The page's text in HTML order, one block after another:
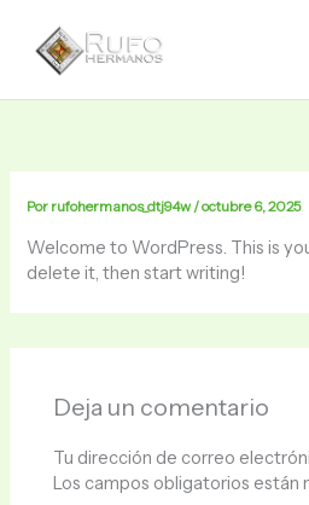
contenido
Por rufohermanos_dtj94w /octubre 6, 2025
Welcome to WordPress. This is
delete it, then start writing!
Deja un comentario
Tu dirección de correo
Los campos obligatorios están